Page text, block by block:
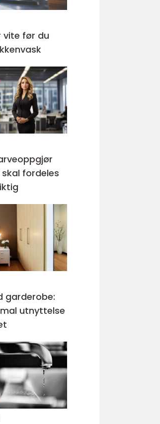
vite før du
fordeles
garderobe:
utnyttelse